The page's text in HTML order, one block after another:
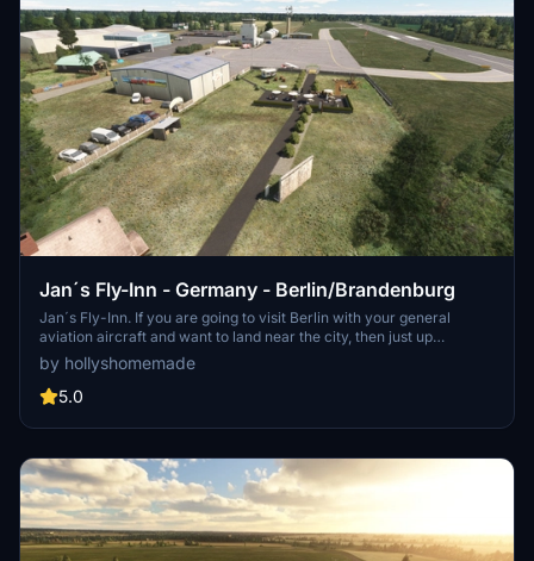
Jan´s Fly-Inn - Germany - Berlin/Brandenburg
Jan´s Fly-Inn. If you are going to visit Berlin with your general
aviation aircraft and want to land near the city, then just up
northwest of Tegel you will find a decent airfield with a restaurant
and beergarden. Please refer to attached VFR-Chart.Enjoy.
by hollyshomemade
5.0